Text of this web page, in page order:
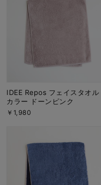
IDEE Repos フェイスタオル
カラー ドーンピンク
￥1,980